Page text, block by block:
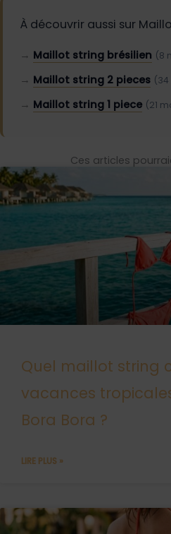
À découvrir aussi sur
→ Maillot string brésilien (8
→ Maillot string 2 pieces
→ Maillot string 1 piece (21
Ces articles
Quel maillot string
vacances
Bora Bora ?
LIRE PLUS »